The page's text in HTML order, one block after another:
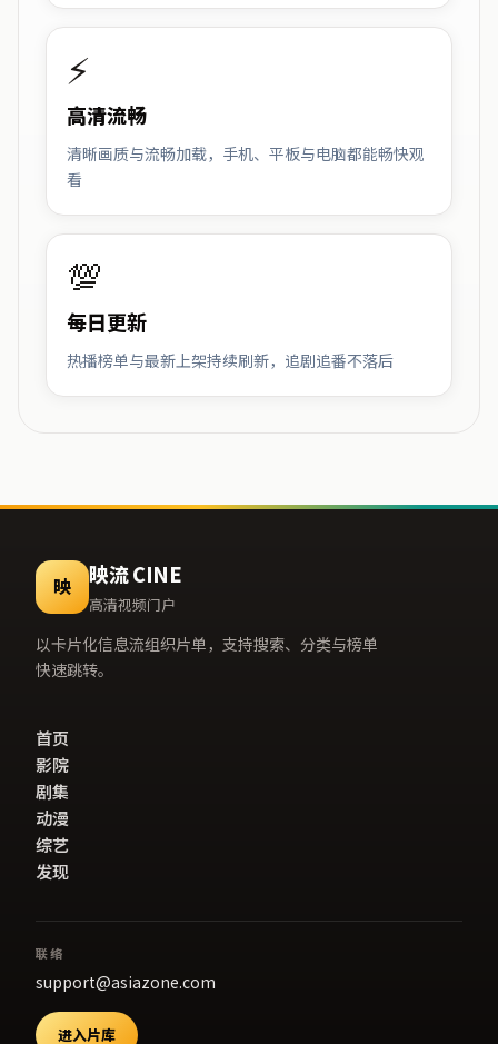
⚡
高清流畅
清晰画质与流畅加载，手机、平板与电脑都能畅快观
看
💯
每日更新
热播榜单与最新上架持续刷新，追剧追番不落后
映 映流 CINE
高清视频门户
以卡片化信息流组织片单，支持搜索、分类与榜单
快速跳转。
首页
影院
剧集
动漫
综艺
发现
联络
support@asiazone.com
进入片库